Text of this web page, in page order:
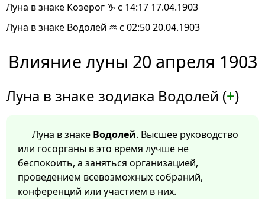
Луна в знаке Козерог ♑ с 14:17 17.04.1903
Луна в знаке Водолей ♒ с 02:50 20.04.1903
Влияние луны 20 апреля 1903
Луна в знаке зодиака Водолей (+)
Луна в знаке Водолей. Высшее руководство
или госорганы в это время лучше не
беспокоить, а заняться организацией,
проведением всевозможных собраний,
конференций или участием в них.